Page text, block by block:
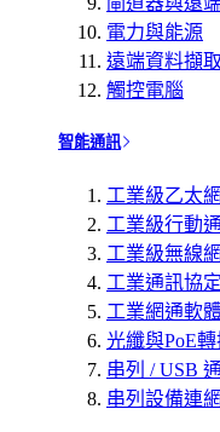
電力與能源
遠端資料擷取
觸控電腦
智能通訊
工業級乙太
工業級行動
工業級無線
工業通訊協
工業網通軟
光纖與PoE
串列 / USB
串列設備連